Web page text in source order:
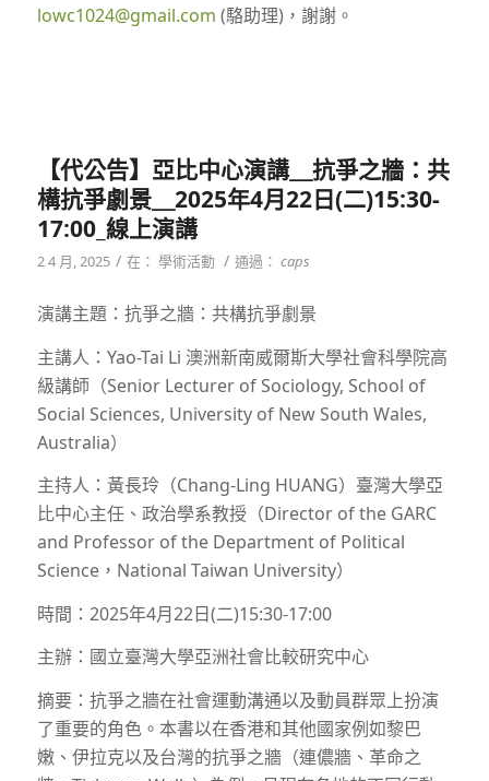
lowc1024@gmail.com (駱助理)，謝謝。
【代公告】亞比中心演講＿抗爭之牆：共
構抗爭劇景＿2025年4月22日(二)15:30-
17:00_線上演講
2 4 月, 2025 / 在： 學術活動 / 通過： caps
演講主題：抗爭之牆：共構抗爭劇景
主講人：Yao-Tai Li 澳洲新南威爾斯大學社會科學院高
級講師（Senior Lecturer of Sociology, School of
Social Sciences, University of New South Wales,
Australia）
主持人：黃長玲（Chang-Ling HUANG）臺灣大學亞
比中心主任、政治學系教授（Director of the GARC
and Professor of the Department of Political
Science，National Taiwan University）
時間：2025年4月22日(二)15:30-17:00
主辦：國立臺灣大學亞洲社會比較研究中心
摘要：抗爭之牆在社會運動溝通以及動員群眾上扮演
了重要的角色。本書以在香港和其他國家例如黎巴
嫩、伊拉克以及台灣的抗爭之牆（連儂牆、革命之